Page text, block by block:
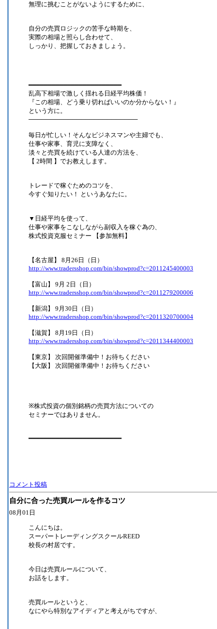
無理に挑むことがないようにするために、
自分の売買ロジックの苦手な時期を、
実際の相場と照らし合わせて、
しっかり、把握しておきましょう。
━━━━━━━━━━━━━━━━━━━━━━━━
乱高下相場で激しく揺れる日経平均株価！
『この相場、どう乗り切ればいいのか分からない！』
という方に。
─────────────────────────
毎日が忙しい！そんなビジネスマンや主婦でも、
仕事や家事、育児に支障なく、
淡々と売買を続けている人達の方法を、
【 2時間 】でお教えします。
トレードで稼ぐためのコツを、
今すぐ知りたい！ というあなたに。
▼日経平均を使って、
仕事や家事をこなしながら副収入を稼ぐ為の、
株式投資克服セミナー 【参加無料】
【名古屋】 8月26日（日）
http://www.tradersshop.com/bin/showprod?c=2011245400003
【富山】 9月 2日（日）
http://www.tradersshop.com/bin/showprod?c=2011279200006
【新潟】 9月30日（日）
http://www.tradersshop.com/bin/showprod?c=2011320700004
【滋賀】 8月19日（日）
http://www.tradersshop.com/bin/showprod?c=2011344400003
【東京】 次回開催準備中！お待ちください
【大阪】 次回開催準備中！お待ちください
※株式投資の個別銘柄の売買方法についての
セミナーではありません。
━━━━━━━━━━━━━━━━━━━━━━━━
コメント投稿
自分に合った売買ルールを作るコツ
08月01日
こんにちは。
スーパートレーディングスクールREED
校長の村居です。
今日は売買ルールについて、
お話をします。
売買ルールというと、
なにやら特別なアイディアと考えがちですが、